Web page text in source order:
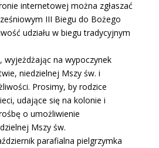
internetowej można zgłaszać
III Biegu do Bożego
udziału w biegu tradycyjnym
wyjeżdżając na wypoczynek
niedzielnej Mszy św. i
Prosimy, by rodzice
udające się na kolonie i
o umożliwienie
Mszy św.
parafialna pielgrzymka